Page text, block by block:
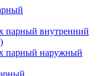
парный внутренний
парный наружный